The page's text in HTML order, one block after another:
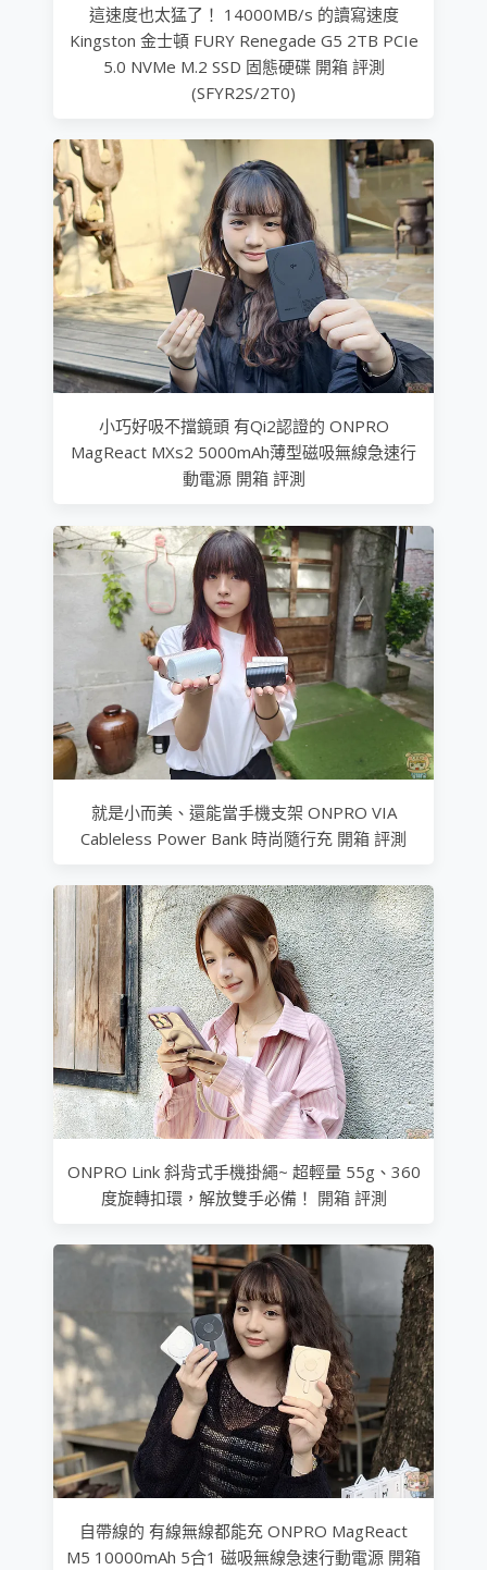
這速度也太猛了！ 14000MB/s 的讀寫速度
Kingston 金士頓 FURY Renegade G5 2TB PCIe
5.0 NVMe M.2 SSD 固態硬碟 開箱 評測
(SFYR2S/2T0)
小巧好吸不擋鏡頭 有Qi2認證的 ONPRO
MagReact MXs2 5000mAh薄型磁吸無線急速行
動電源 開箱 評測
就是小而美、還能當手機支架 ONPRO VIA
Cableless Power Bank 時尚隨行充 開箱 評測
ONPRO Link 斜背式手機掛繩~ 超輕量 55g、360
度旋轉扣環，解放雙手必備！ 開箱 評測
自帶線的 有線無線都能充 ONPRO MagReact
M5 10000mAh 5合1 磁吸無線急速行動電源 開箱